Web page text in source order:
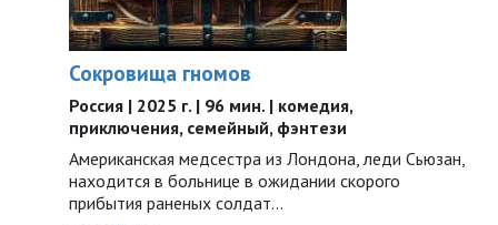
Сокровища гномов
Россия | 2025 г. | 96 мин. | комедия,
приключения, семейный, фэнтези
Американская медсестра из Лондона, леди Сьюзан,
находится в больнице в ожидании скорого
прибытия раненых солдат...